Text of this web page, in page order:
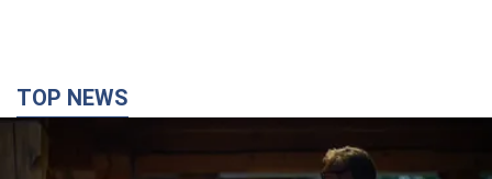
TOP NEWS